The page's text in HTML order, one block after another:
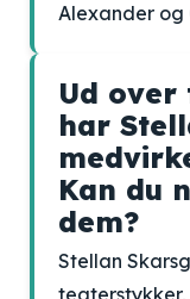
Alexander og
Ud
har
Kan du
dem?
Stellan